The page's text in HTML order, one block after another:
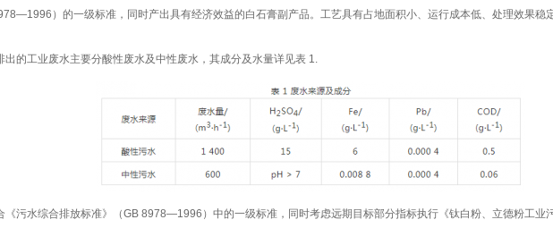
）的一级标准，同时产出具有经济效益的白石膏副产品。工艺具有占地面积小、运行成本低、处理效果稳定
出的工业废水主要分酸性废水及中性废水，其成分及水量详见表 1.
《污水综合排放标准》（GB 8978—1996）中的一级标准，同时考虑远期目标部分指标执行《钛白粉、立德粉工业